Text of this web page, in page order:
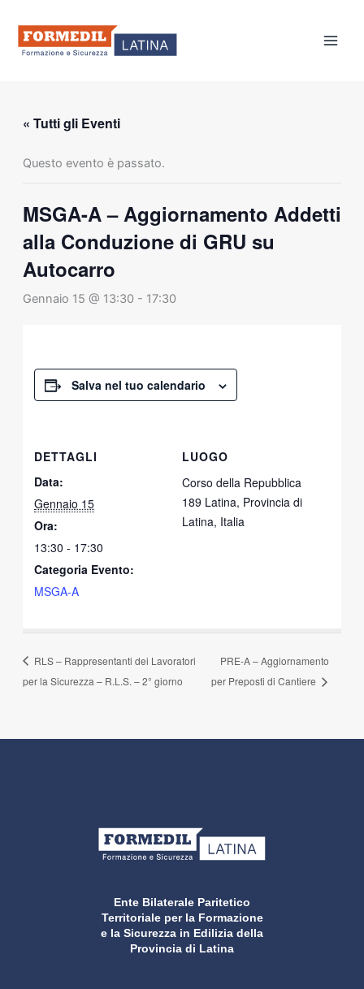
contenuto
« Tutti gli Eventi
Questo evento è passato.
MSGA-A – Aggiornamento Addetti
alla Conduzione di GRU su
Autocarro
Gennaio 15 @ 13:30- 17:30
Salva nel tuo calendario
DETTAGLI
Data:
Gennaio 15
Ora:
13:30 - 17:30
Categoria Evento:
MSGA-A
LUOGO
Corso della Repubblica
189 Latina, Provincia di
Latina, Italia
RLS – Rappresentanti dei Lavoratori
per la Sicurezza – R.L.S. – 2° giorno
PRE-A – Aggiornamento
per Preposti di Cantiere
Ente Bilaterale Paritetico
Territoriale per la Formazione
e la Sicurezza in Edilizia della
Provincia di Latina